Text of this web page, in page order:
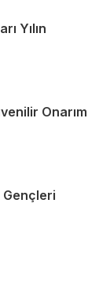
Yılın
Onarım